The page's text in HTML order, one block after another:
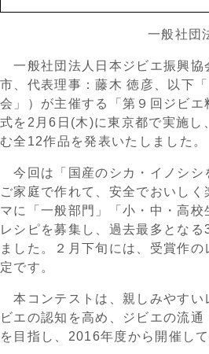
一般社団
一般社団法人日本ジビエ振興協
市、代表理事：藤木 徳彦、以下
会」）が主催する「第９回ジビエ
式を2月6日(木)に東京都で実施し
む全12作品を発表いたしました。
今回は「国産のシカ・イノシシ
ご家庭で作れて、安全でおいし
マに「一般部門」「小・中・高校
レシピを募集し、過去最多とな
ました。２月下旬には、受賞作
定です。
本コンテストは、親しみやすい
ビエの認知を高め、ジビエの流通
を目指し、2016年度から開催して